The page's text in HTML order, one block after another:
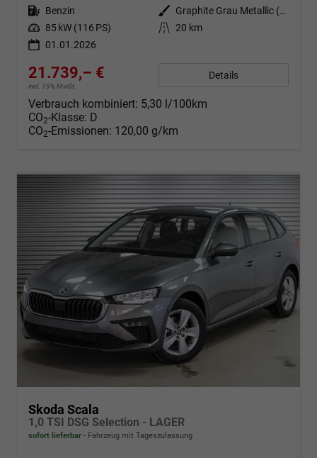
Kraftstoff Benzin Außenfarbe
Graphite Grau Metallic (5X)
Leistung 85 kW (116 PS) Kilometerstand 20 km
01.01.2026
21.739,– €
incl. 19% MwSt.
Details
Verbrauch kombiniert: 5,30 l/100km
CO2-Klasse: D
CO2-Emissionen: 120,00 g/km
Skoda Scala
1,0 TSI DSG Selection - LAGER
sofort lieferbar Fahrzeug mit Tageszulassung